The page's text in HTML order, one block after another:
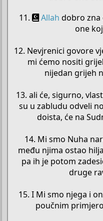
11.
Allah dobro zna
one
12. Nevjrenici govore
mi ćemo nositi
nijedan grijeh
13. ali će, sigurno,
su u zabludu odveli
doista, će na
14. Mi smo Nuha
među njima ostao
pa ih je potom
druge
15. I Mi smo njega i
poučnim